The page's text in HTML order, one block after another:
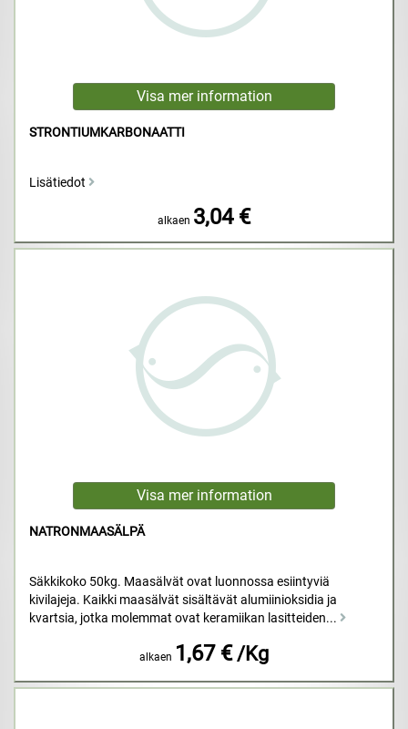
STRONTIUMKARBONAATTI
Lisätiedot
alkaen 3,04 €
NATRONMAASÄLPÄ
Säkkikoko 50kg. Maasälvät ovat luonnossa esiintyviä
kivilajeja. Kaikki maasälvät sisältävät alumiinioksidia ja
kvartsia, jotka molemmat ovat keramiikan lasitteiden...
alkaen 1,67 € /Kg